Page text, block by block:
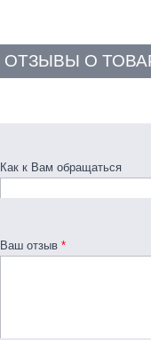
ОТЗЫВЫ О
Как к Вам обращаться
Ваш отзыв *